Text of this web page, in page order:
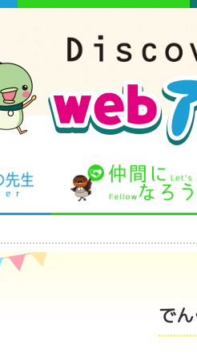
となりの先生
で